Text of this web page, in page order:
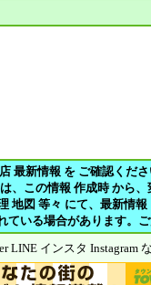
最新情報 を ご確認くだ
、この情報 作成時 から
図 等々 にて、最新情報
ている場合があります。
LINE インスタ Instagram